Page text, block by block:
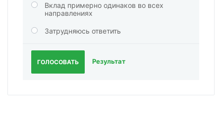
Вклад примерно одинаков во всех
направлениях
Затрудняюсь ответить
ГОЛОСОВАТЬ Результат